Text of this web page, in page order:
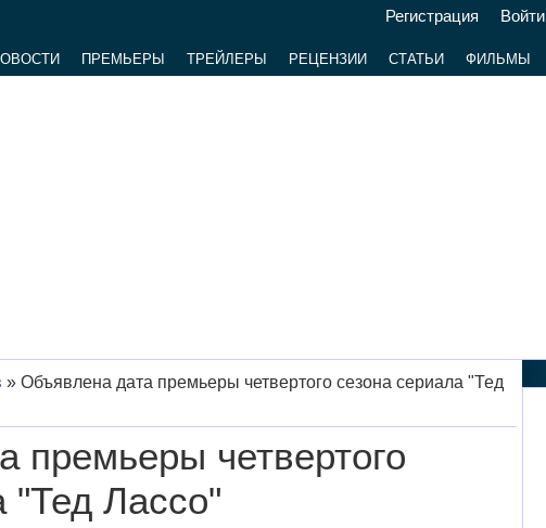
Регистрация Войти
ПРЕМЬЕРЫ ТРЕЙЛЕРЫ РЕЦЕНЗИИ СТАТЬИ ФИЛЬМЫ
» Объявлена дата премьеры четвертого сезона сериала "Тед
премьеры четвертого
"Тед Лассо"